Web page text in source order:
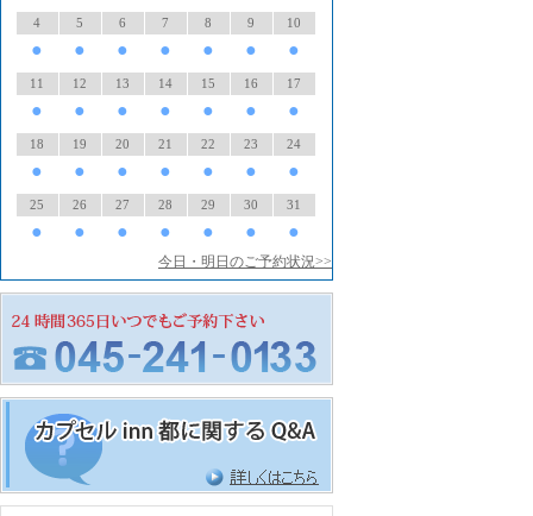
4
●
5
●
6
●
7
●
8
●
9
●
10
●
11
●
12
●
13
●
14
●
15
●
16
●
17
●
18
●
19
●
20
●
21
●
22
●
23
●
24
●
25
●
26
●
27
●
28
●
29
●
30
●
31
●
今日・明日のご予約状況>>